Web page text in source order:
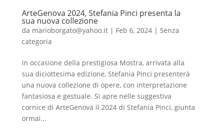
ArteGenova 2024, Stefania Pinci presenta la
sua nuova collezione
da marioborgato@yahoo.it| Feb 6, 2024| Senza
categoria
In occasione della prestigiosa Mostra, arrivata alla
sua diciottesima edizione, Stefania Pinci presenterà
una nuova collezione di opere, con interpretazione
fantasiosa e gestuale. Si apre nelle suggestiva
cornice di ArteGenova il 2024 di Stefania Pinci, giunta
ormai...